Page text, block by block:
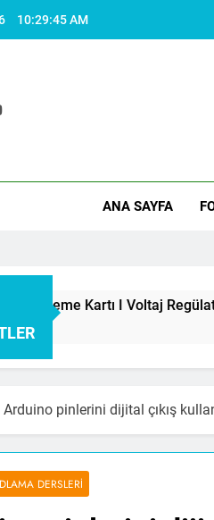
10:29:46 AM
ANA SAYFA
Regülatörleri Hakkında
Arduino pinlerini dijital çıkış
DERSLERI